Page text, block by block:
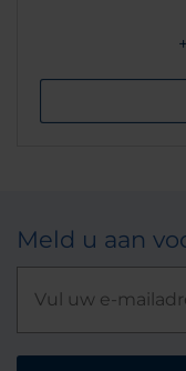
Meld u aan